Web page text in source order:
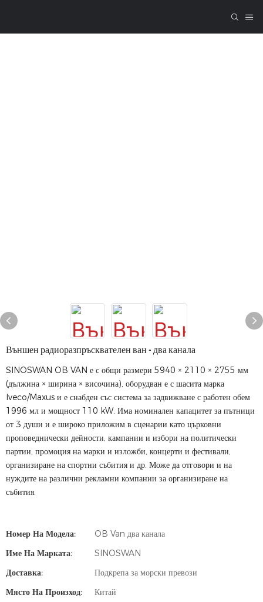
Външен радиоразпръсквателен ван - два канала
SINOSWAN OB VAN е с общи размери 5940 × 2110 × 2755 мм
(дължина × ширина × височина), оборудван е с шасита марка
Iveco/Maxus и е снабден със система за задвижване с работен обем
1996 мл и мощност 110 kW. Има номинален капацитет за пътници
от 3 души и е широко приложим в сценарии като църковни
проповеднически дейности, кампании и избори на политически
партии, промоция на марки и изложби, концерти и фестивали,
организиране на спортни събития и др. Може да отговори и на
нуждите на различни рекламни компании за организиране на
събития.
Номер На Модела:
OB Van два канала
Име На Марката:
SINOSWAN
Доставка:
Подкрепа за морски превози
Място На Произход:
Китай